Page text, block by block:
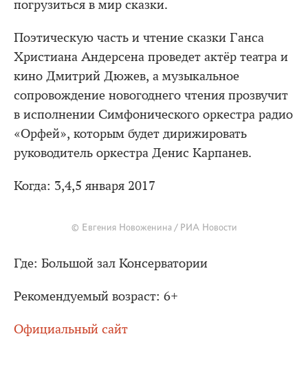
погрузиться в мир сказки.
Поэтическую часть и чтение сказки Ганса
Христиана Андерсена проведет актёр театра и
кино Дмитрий Дюжев, а музыкальное
сопровождение новогоднего чтения прозвучит
в исполнении Симфонического оркестра радио
«Орфей», которым будет дирижировать
руководитель оркестра Денис Карпанев.
Когда: 3,4,5 января 2017
© Евгения Новоженина / РИА Новости
Где: Большой зал Консерватории
Рекомендуемый возраст: 6+
Официальный сайт